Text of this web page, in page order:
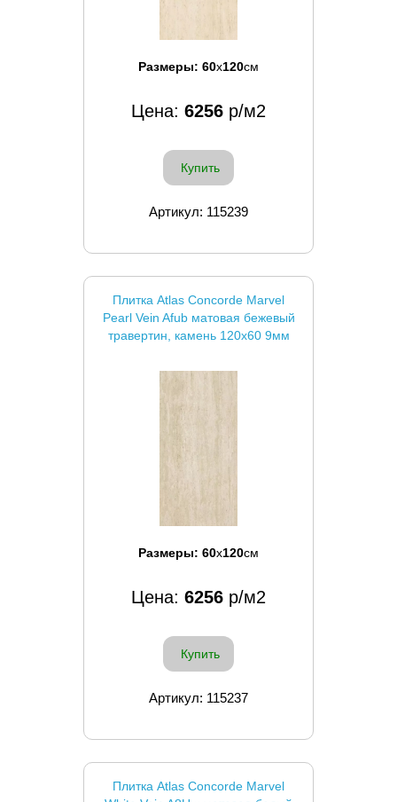
Размеры: 60x120см
Цена: 6256 р/м2
Купить
Артикул: 115239
Плитка Atlas Concorde Marvel
Pearl Vein Afub матовая бежевый
травертин, камень 120x60 9мм
Размеры: 60x120см
Цена: 6256 р/м2
Купить
Артикул: 115237
Плитка Atlas Concorde Marvel